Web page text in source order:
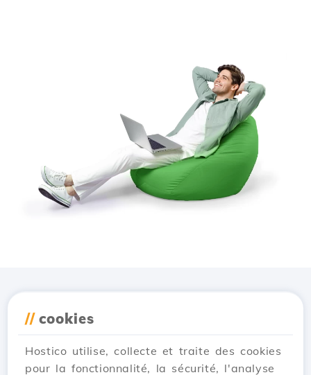
// cookies
Hostico utilise, collecte et traite des cookies
pour la fonctionnalité, la sécurité, l'analyse